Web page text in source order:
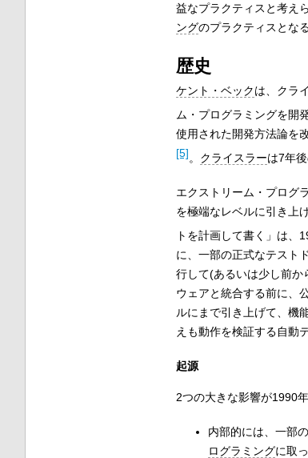
益なプラクティスと考え
ングのプラクティスとなる
歴史
ケント・ベックは、 クラ
ム・プログラミングを開
使用された開発方法論を
[5]。 クライスラーは7年
エクストリーム・プログ
を極端なレベルに引き上
トを計画して書く」は、
に、一部の正式なテスト
行して(あるいは少し前か
ウェアと統合する前に、
ルにまで引き上げて、機
えも動作を検証する自動
起源
2つの大きな影響が1990
内部的には、一部
ログラミングに取